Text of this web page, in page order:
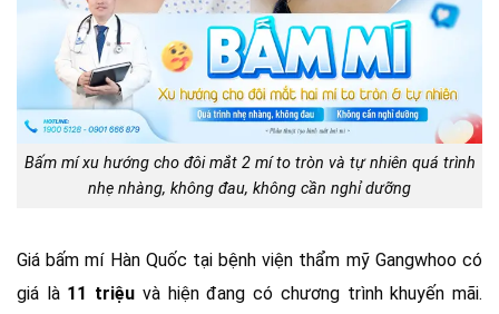
Bấm mí xu hướng cho đôi mắt 2 mí to tròn và tự nhiên quá trình
nhẹ nhàng, không đau, không cần nghỉ dưỡng
Giá bấm mí Hàn Quốc tại bệnh viện thẩm mỹ Gangwhoo có
giá là 11 triệu và hiện đang có chương trình khuyến mãi.